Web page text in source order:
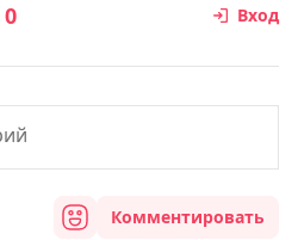
0 Вход
Комментировать